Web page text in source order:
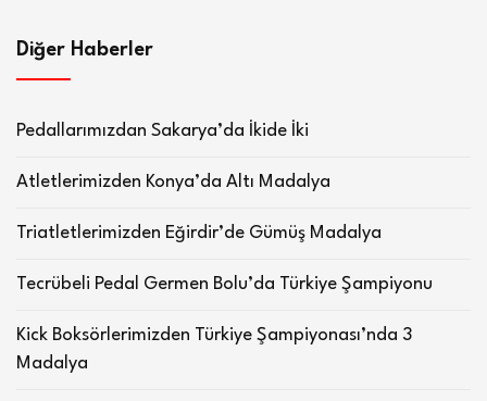
Diğer Haberler
Pedallarımızdan Sakarya’da İkide İki
Atletlerimizden Konya’da Altı Madalya
Triatletlerimizden Eğirdir’de Gümüş Madalya
Tecrübeli Pedal Germen Bolu’da Türkiye Şampiyonu
Kick Boksörlerimizden Türkiye Şampiyonası’nda 3
Madalya